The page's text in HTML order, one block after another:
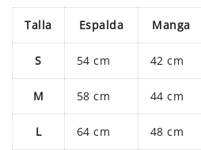
Talla Espalda Manga
S 54 cm 42 cm
M 58 cm 44 cm
L 64 cm 48 cm